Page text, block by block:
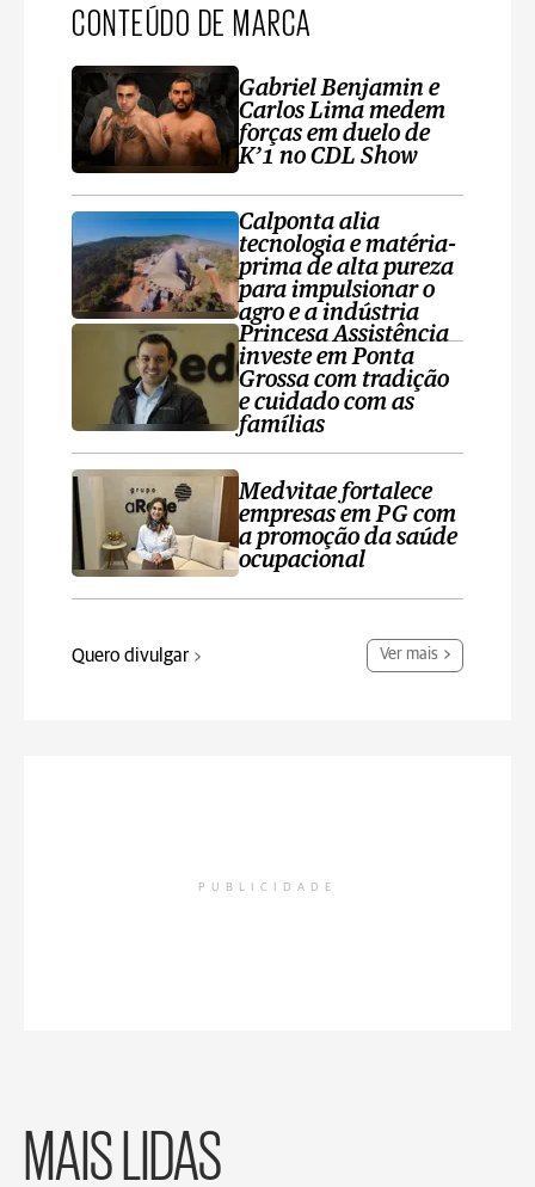
CONTEÚDO DE MARCA
Gabriel Benjamin e
Carlos Lima medem
forças em duelo de
K’1 no CDL Show
Calponta alia
tecnologia e matéria-
prima de alta pureza
para impulsionar o
agro e a indústria
Princesa Assistência
investe em Ponta
Grossa com tradição
e cuidado com as
famílias
Medvitae fortalece
empresas em PG com
a promoção da saúde
ocupacional
Quero divulgar Ver mais
PUBLICIDADE
MAIS LIDAS